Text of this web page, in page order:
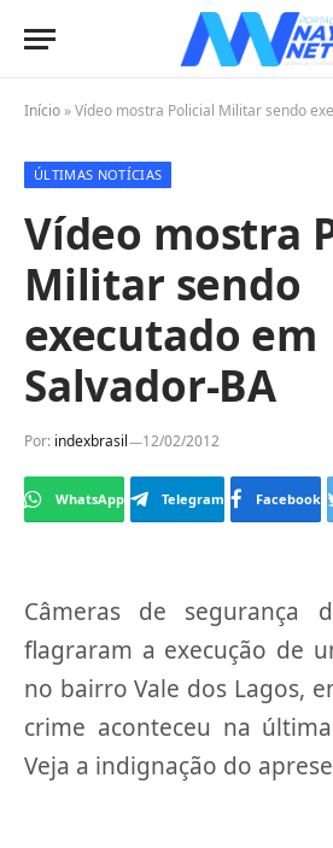
Início »Vídeo mostra Policial Militar sendo
ÚLTIMAS NOTÍCIAS
Vídeo mostra
Militar sendo
executado em
Salvador-BA
Por: indexbrasil 12/02/2012
WhatsApp Telegram Facebook
Câmeras de segurança
flagraram a execução de
no bairro Vale dos Lagos,
crime aconteceu na
Veja a indignação do